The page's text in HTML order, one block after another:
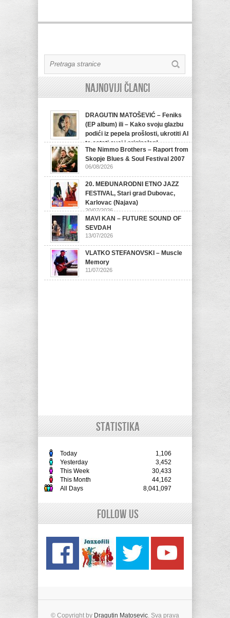
Najnoviji članci
DRAGUTIN MATOŠEVIĆ – Feniks
(EP album) ili – Kako svoju glazbu
podići iz pepela prošlosti, ukrotiti AI
te ostati svoj i originalan!
07/08/2026
The Nimmo Brothers – Raport from
Skopje Blues & Soul Festival 2007
06/08/2026
20. MEĐUNARODNI ETNO JAZZ
FESTIVAL, Stari grad Dubovac,
Karlovac (Najava)
20/07/2026
MAVI KAN – FUTURE SOUND OF
SEVDAH
13/07/2026
VLATKO STEFANOVSKI – Muscle
Memory
11/07/2026
STATISTIKA
Today
1,106
Yesterday
3,452
This Week
30,433
This Month
44,162
All Days
8,041,097
Follow Us
© Copyright by Dragutin Matosevic. Sva prava